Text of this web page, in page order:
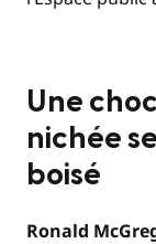
Une
nichée
boisé
Ronald